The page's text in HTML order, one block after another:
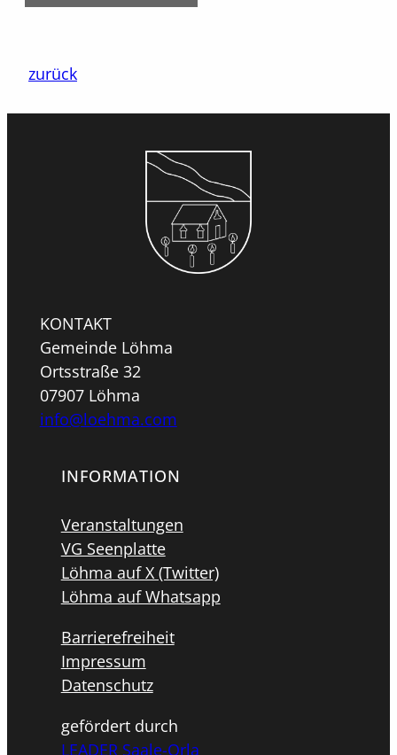
zurück
KONTAKT
Gemeinde Löhma
Ortsstraße 32
07907 Löhma
info@loehma.com
INFORMATION
Veranstaltungen
VG Seenplatte
Löhma auf X (Twitter)
Löhma auf Whatsapp
Barrierefreiheit
Impressum
Datenschutz
gefördert durch
LEADER Saale-Orla